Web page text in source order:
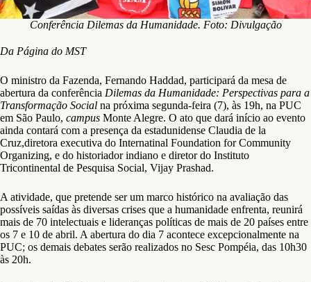
Conferência Dilemas da Humanidade. Foto: Divulgação
Da Página do MST
O ministro da Fazenda, Fernando Haddad, participará da mesa de
abertura da conferência Dilemas da Humanidade: Perspectivas para a
Transformação Social na próxima segunda-feira (7), às 19h, na PUC
em São Paulo, campus Monte Alegre. O ato que dará início ao evento
ainda contará com a presença da estadunidense Claudia de la
Cruz,diretora executiva do Internatinal Foundation for Community
Organizing, e do historiador indiano e diretor do Instituto
Tricontinental de Pesquisa Social, Vijay Prashad.
A atividade, que pretende ser um marco histórico na avaliação das
possíveis saídas às diversas crises que a humanidade enfrenta, reunirá
mais de 70 intelectuais e lideranças políticas de mais de 20 países entre
os 7 e 10 de abril. A abertura do dia 7 acontece excepcionalmente na
PUC; os demais debates serão realizados no Sesc Pompéia, das 10h30
às 20h.